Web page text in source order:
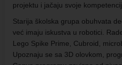
projektu i jačaju svoje
Starija školska grupa obuhvata
već imaju iskustva u robotici.
Lego Spike Prime, Cubroid,
Upoznaju se sa 3D olovkom,